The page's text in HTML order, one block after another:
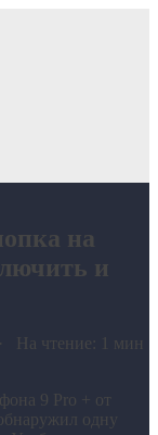
на
и
На чтение: 1 мин
9 Pro + от
одну